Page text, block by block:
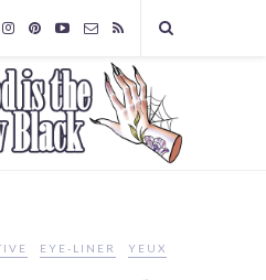
EYE-LINER YEUX